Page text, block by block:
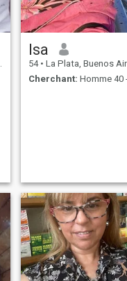
Isa
54 • La Plata, Buenos Aires,
Cherchant: Homme 40